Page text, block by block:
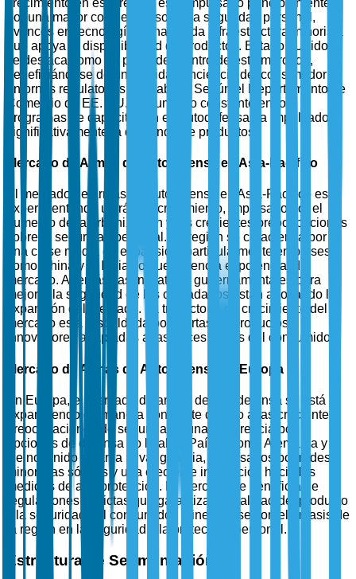
por una mayor conciencia sobre la seguridad personal,
avances en tecnología y una sólida infraestructura minorista
que apoya la disponibilidad de productos. Estados Unidos
se destaca como un país líder dentro de este mercado,
beneficiándose de una sólida conciencia del consumidor y
entornos regulatorios favorables. Según el Departamento de
Comercio de EE. UU., el aumento constante en los
programas de capacitación en autodefensa ha impulsado
significativamente la demanda de productos.
Mercado de Armas de Autodefensa en Asia-Pacífico
El mercado de armas de autodefensa en Asia-Pacífico está
experimentando un rápido crecimiento, impulsado por el
aumento de la urbanización y las crecientes preocupaciones
sobre la seguridad personal. La región se caracteriza por
una clase media en expansión, particularmente en países
como China y la India, lo que potencia el potencial del
mercado. Además, las iniciativas gubernamentales para
mejorar la seguridad de los ciudadanos están apoyando la
expansión del mercado. La trayectoria de crecimiento del
mercado está respaldada por ofertas de productos
innovadores adaptadas a las necesidades del consumidor.
Mercado de Armas de Autodefensa en Europa
En Europa, el mercado de armas de autodefensa se está
expandiendo de manera constante debido a las crecientes
preocupaciones de seguridad y una preferencia por
opciones de defensa no letales. Países como Alemania y el
Reino Unido están a la vanguardia, impulsados por redes
minoristas sólidas y una creciente inclinación hacia las
medidas de autoprotección. El mercado se beneficia de
regulaciones estrictas que garantizan la calidad del producto
y la seguridad del consumidor, alineándose con el énfasis de
la región en la seguridad y la protección personal.
Estructura de Segmentación